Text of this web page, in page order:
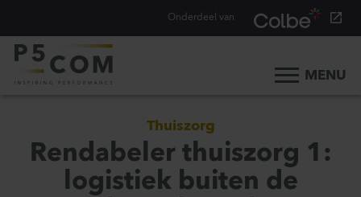
Onderdeel van
MENU
Onze mensen
Thuiszorg
Rendabeler thuiszorg 1:
logistiek buiten de